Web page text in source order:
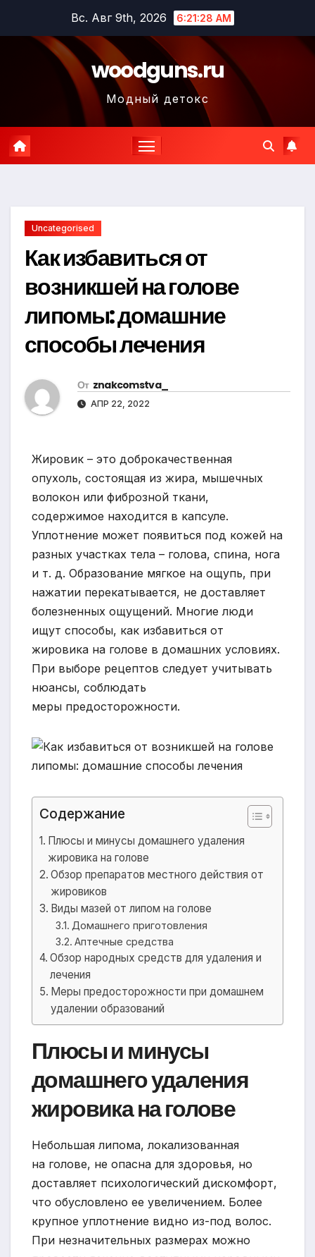
содержимому
Вс. Авг 9th, 2026 6:21:29 AM
woodguns.ru
Модный детокс
Uncategorised
Как избавиться от
возникшей на голове
липомы: домашние
способы лечения
От znakcomstva_
АПР 22, 2022
Жировик – это доброкачественная
опухоль, состоящая из жира, мышечных
волокон или фиброзной ткани,
содержимое находится в капсуле.
Уплотнение может появиться под кожей на
разных участках тела – голова, спина, нога
и т. д. Образование мягкое на ощупь, при
нажатии перекатывается, не доставляет
болезненных ощущений. Многие люди
ищут способы, как избавиться от
жировика на голове в домашних условиях.
При выборе рецептов следует учитывать
нюансы, соблюдать
меры предосторожности.
Содержание
Плюсы и минусы домашнего удаления
жировика на голове
Обзор препаратов местного действия от
жировиков
Виды мазей от липом на голове
Домашнего приготовления
Аптечные средства
Обзор народных средств для удаления и
лечения
Меры предосторожности при домашнем
удалении образований
Плюсы и минусы
домашнего удаления
жировика на голове
Небольшая липома, локализованная
на голове, не опасна для здоровья, но
доставляет психологический дискомфорт,
что обусловлено ее увеличением. Более
крупное уплотнение видно из-под волос.
При незначительных размерах можно